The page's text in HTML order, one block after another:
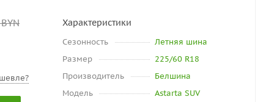
Характеристики
Сезонность
Летняя шина
Размер
225/60 R18
Производитель
Белшина
Модель
Astarta SUV